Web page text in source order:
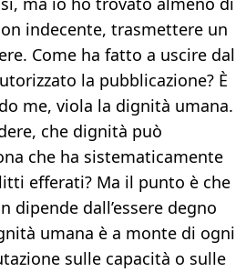
indecente, trasmettere un
Come ha fatto a uscire dal
la pubblicazione? È
me, viola la dignità umana.
che dignità può
che ha sistematicamente
efferati? Ma il punto è che
dipende dall’essere degno
umana è a monte di ogni
sulle capacità o sulle